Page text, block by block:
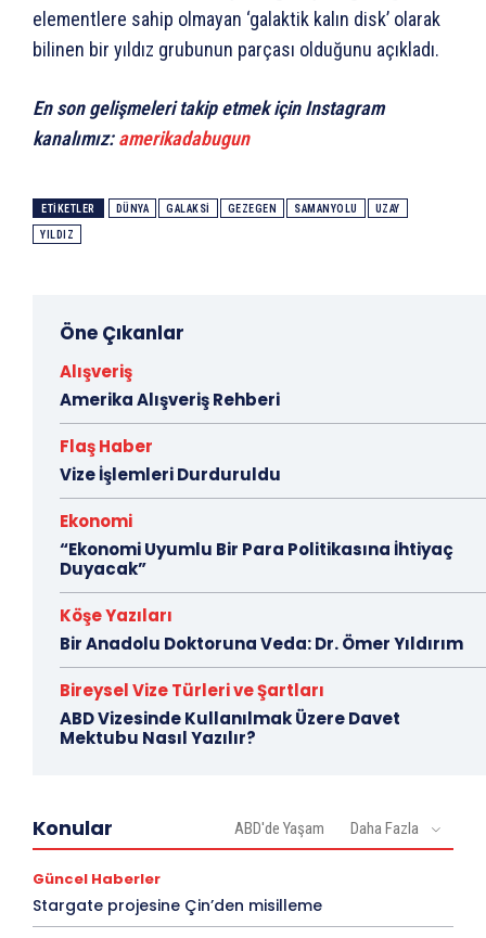
elementlere sahip olmayan ‘galaktik kalın disk’ olarak
bilinen bir yıldız grubunun parçası olduğunu açıkladı.
En son gelişmeleri takip etmek için Instagram
kanalımız:amerikadabugun
ETIKETLER DÜNYA GALAKSI GEZEGEN SAMANYOLU UZAY
YILDIZ
Öne Çıkanlar
Alışveriş
Amerika Alışveriş Rehberi
Flaş Haber
Vize İşlemleri Durduruldu
Ekonomi
“Ekonomi Uyumlu Bir Para Politikasına İhtiyaç
Duyacak”
Köşe Yazıları
Bir Anadolu Doktoruna Veda: Dr. Ömer Yıldırım
Bireysel Vize Türleri ve Şartları
ABD Vizesinde Kullanılmak Üzere Davet
Mektubu Nasıl Yazılır?
Konular ABD'de Yaşam Daha Fazla
Güncel Haberler
Stargate projesine Çin’den misilleme